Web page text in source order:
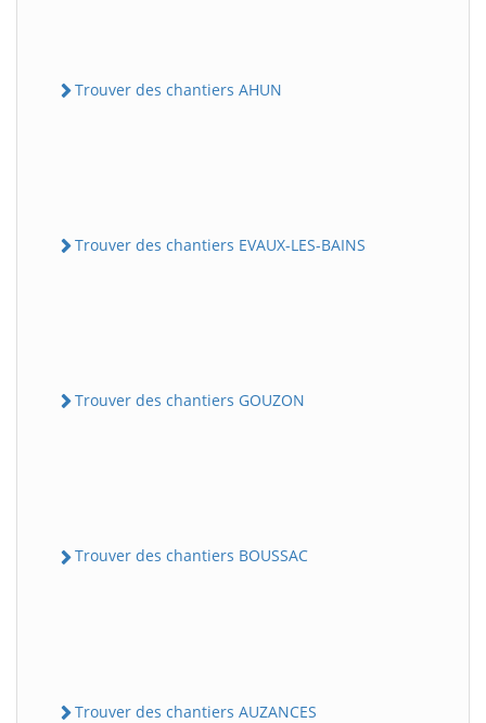
Trouver des chantiers AHUN
Trouver des chantiers EVAUX-LES-BAINS
Trouver des chantiers GOUZON
Trouver des chantiers BOUSSAC
Trouver des chantiers AUZANCES